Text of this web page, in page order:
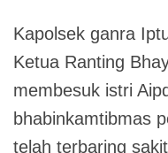
Kapolsek ganra
Ketua Ranting
membesuk istri
bhabinkamtibmas
telah terbaring